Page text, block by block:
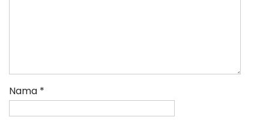
Nama *